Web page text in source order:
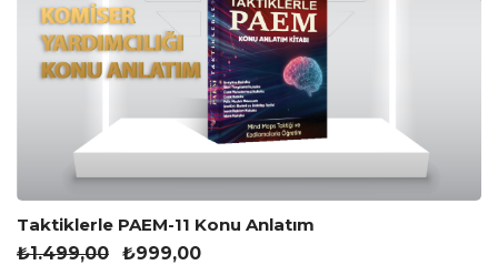
Taktiklerle PAEM-11 Konu Anlatım
₺1.499,00 ₺999,00